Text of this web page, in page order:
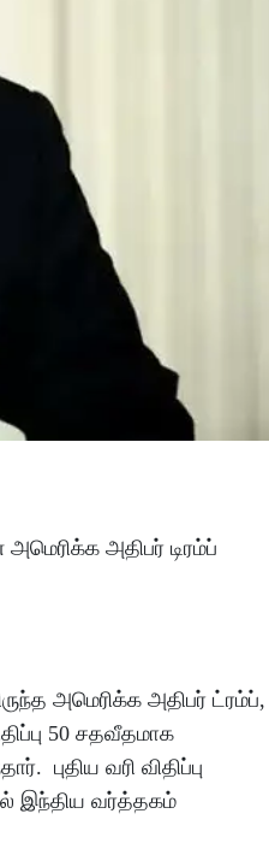
அமெரிக்க அதிபர் ட்ரம்ப்,
50 சதவீதமாக
புதிய வரி விதிப்பு
இந்திய வர்த்தகம்